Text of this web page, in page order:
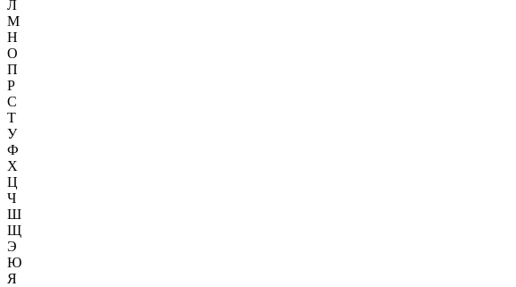
Л
М
Н
О
П
Р
С
Т
У
Ф
Х
Ц
Ч
Ш
Щ
Э
Ю
Я